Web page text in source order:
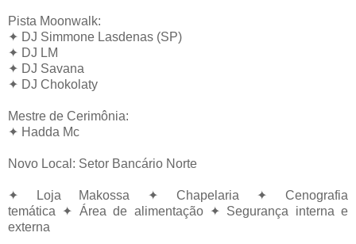
Pista Moonwalk:
✦ DJ Simmone Lasdenas (SP)
✦ DJ LM
✦ DJ Savana
✦ DJ Chokolaty
Mestre de Cerimônia:
✦ Hadda Mc
Novo Local: Setor Bancário Norte
✦ Loja Makossa ✦ Chapelaria ✦ Cenografia
temática ✦ Área de alimentação ✦ Segurança interna e
externa